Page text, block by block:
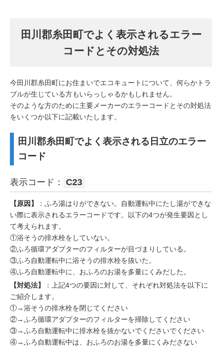
田川郡糸田町でよく表示されるエラー
コードとその対処法
今田川郡糸田町にお住まいでエコキュートについて、何らかトラ
ブルが生じている方もいらっしゃるかもしれません。
そのような方のために主要メーカーのエラーコードとその対処法
をいくつか以下に記載いたします。
田川郡糸田町でよく表示される日立のエラー
コード
表示コード： C23
【原因】
：ふろ湯はりができない。自動運転中にたし湯ができな
い際に表示されるエラーコードです。以下の4つが発生要因とし
て考えられます。
①浴そうの排水栓をしていない。
②ふろ循環アダプターのフィルターが目づまりしている。
③ふろ自動運転中に浴そうの排水栓を抜いた。
④ふろ自動運転中に、おふろのお湯を多量にくみだした。
【対処法】
：上記4つの要因に対して、それぞれ対処法を以下に
ご紹介します。
①→浴そうの排水栓を閉じてください
②→ふろ循環アダプターのフィルターを掃除してください
③→ふろ自動運転中に排水栓を抜かないでくださいでください
④→ふろ自動運転中は、おふろのお湯を多量にくみださない